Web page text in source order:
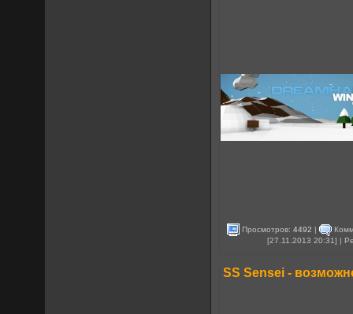
Просмотров:4492 |
[27.11.2013 20:31] |
SS Sensei -